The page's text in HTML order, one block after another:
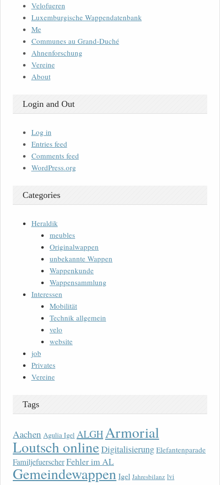
Velofueren
Luxemburgische Wappendatenbank
Me
Communes au Grand-Duché
Ahnenforschung
Vereine
About
Login and Out
Log in
Entries feed
Comments feed
WordPress.org
Categories
Heraldik
meubles
Originalwappen
unbekannte Wappen
Wappenkunde
Wappensammlung
Interessen
Mobilität
Technik allgemein
velo
website
job
Privates
Vereine
Tags
Aachen Agulia Igel ALGHArmorial
Loutsch onlineDigitalisierung Elefantenparade
FamiljefuerscherFehler im AL
Gemeindewappen Igel Jahresbilanz lvi